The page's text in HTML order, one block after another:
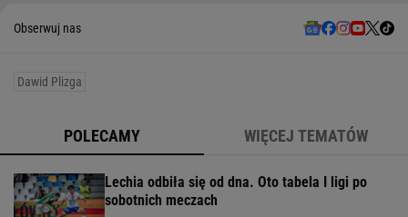
Obserwuj nas
Dawid Plizga
POLECAMY WIĘCEJ TEMATÓW
Lechia odbiła się od dna. Oto tabela I ligi po
sobotnich meczach